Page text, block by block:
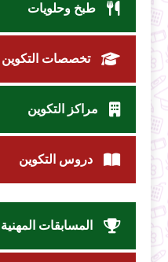
طبخ وحلويات
تخصصات التكوين
مراكز التكوين
دروس التكوين
المسابقات المهنية